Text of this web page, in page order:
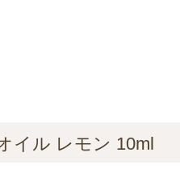
イル レモン 10ml